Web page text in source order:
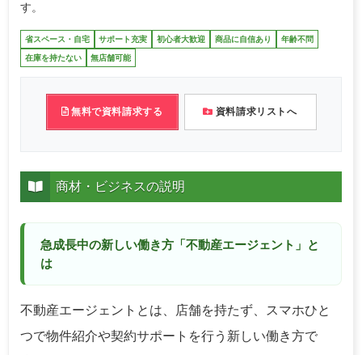
す。
省スペース・自宅 サポート充実 初心者大歓迎 商品に自信あり 年齢不問
在庫を持たない 無店舗可能
無料で資料請求する 資料請求リストへ
商材・ビジネスの説明
急成長中の新しい働き方「不動産エージェント」と
は
不動産エージェントとは、店舗を持たず、スマホひと
つで物件紹介や契約サポートを行う新しい働き方で